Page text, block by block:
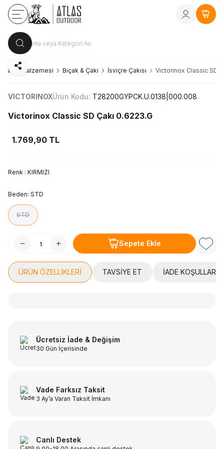
Kayıt Ol veya
Kamp Malzemesi Bıçak & Çakı İsviçre Çakısı Victorinox Classic SD
Paylaş
VICTORINOXÜrün Kodu: T28200GYPCK.U.0138|000.008
Victorinox Classic SD Çakı 0.6223.G
1.769,90 TL
Renk : KIRMIZI
Beden: STD
STD
Sepete Ekle
ÜRÜN ÖZELLIKLERI TAVSIYE ET İADE KOŞULLARI
Ücretsiz İade & Değişim
30 Gün İçerisinde
Vade Farksız Taksit
3 Ay’a Varan Taksit İmkanı
Canlı Destek